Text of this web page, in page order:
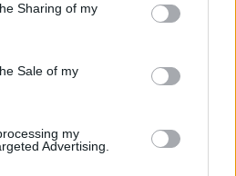
Sharing of my
Sale of my
my
Advertising.
werd t eerst daar op gegooid.
weten. Dat had me een hoop